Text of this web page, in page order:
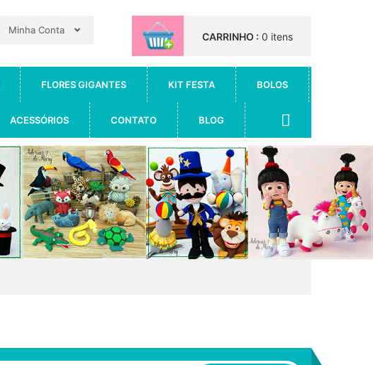
CARRINHO : 0 itens
Minha Conta
FLORES GIGANTES KIT FESTA BOLOS
ACESSÓRIOS CONTATO BLOG